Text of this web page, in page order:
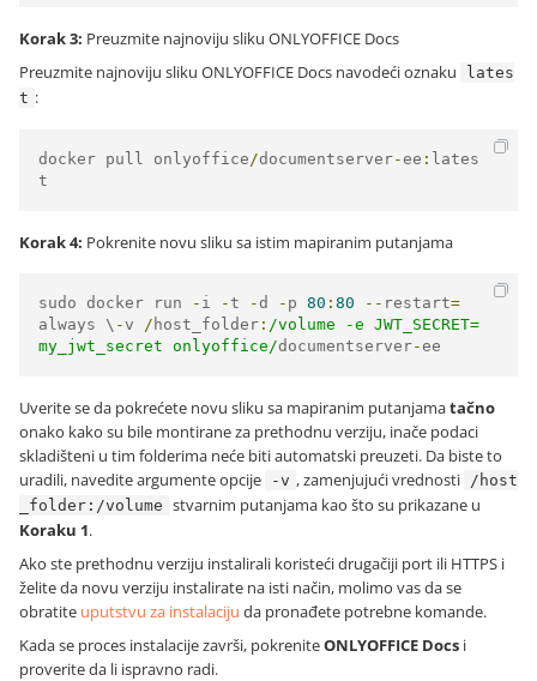
Korak 3: Preuzmite najnoviju sliku ONLYOFFICE Docs
Preuzmite najnoviju sliku ONLYOFFICE Docs navodeći oznaku
lates
t :
docker pull onlyoffice/documentserver-ee : lates
t
Korak 4: Pokrenite novu sliku sa istim mapiranim putanjama
sudo docker run - i -t -d - p 80 : 80 -- restart=
always \ -v / host_folder : /volume -e JWT_SECRET=
my_jwt_secret onlyoffice/documentserver-ee
Uverite se da pokrećete novu sliku sa mapiranim putanjamatačno
onako kako su bile montirane za prethodnu verziju, inače podaci
skladišteni u tim folderima neće biti automatski preuzeti. Da biste to
uradili, navedite argumente opcije
-v , zamenjujući vrednosti /host
_folder:/volume stvarnim putanjama kao što su prikazane u
Koraku 1.
Ako ste prethodnu verziju instalirali koristeći drugačiji port ili HTTPS i
želite da novu verziju instalirate na isti način, molimo vas da se
obratite uputstvu za instalaciju da pronađete potrebne komande.
Kada se proces instalacije završi, pokreniteONLYOFFICE Docs i
proverite da li ispravno radi.